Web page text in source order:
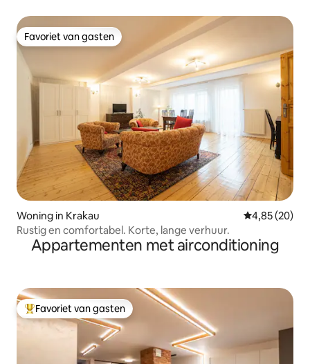
Favoriet van gasten
Favoriet van gasten
Woning in Krakau Gemiddelde
4,85 (20)
Rustig en comfortabel. Korte, lange verhuur.
Appartementen met airconditioning
Topfavoriet van gasten
Favoriet van gasten